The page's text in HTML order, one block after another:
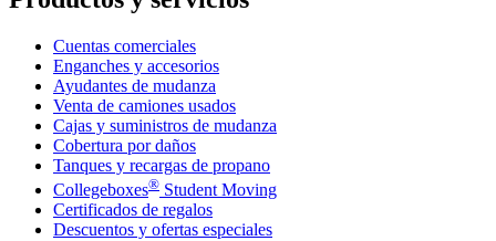
Cuentas comerciales
Enganches y accesorios
Ayudantes de mudanza
Venta de camiones usados
Cajas y suministros de mudanza
Cobertura por daños
Tanques y recargas de propano
Collegeboxes® Student Moving
Certificados de regalos
Descuentos y ofertas especiales